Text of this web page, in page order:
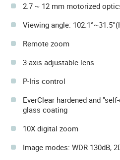
2.7 ~ 12 mm motorized
Viewing angle:
Remote zoom
3-axis adjustable lens
P-Iris control
EverClear hardened and
glass coating
10X digital zoom
Image modes: WDR 130dB,